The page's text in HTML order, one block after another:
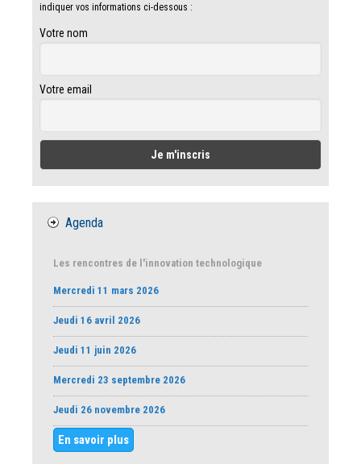
indiquer vos informations ci-dessous :
Votre nom
Votre email
Agenda
Les rencontres de l'innovation technologique
Mercredi 11 mars 2026
Jeudi 16 avril 2026
Jeudi 11 juin 2026
Mercredi 23 septembre 2026
Jeudi 26 novembre 2026
En savoir plus